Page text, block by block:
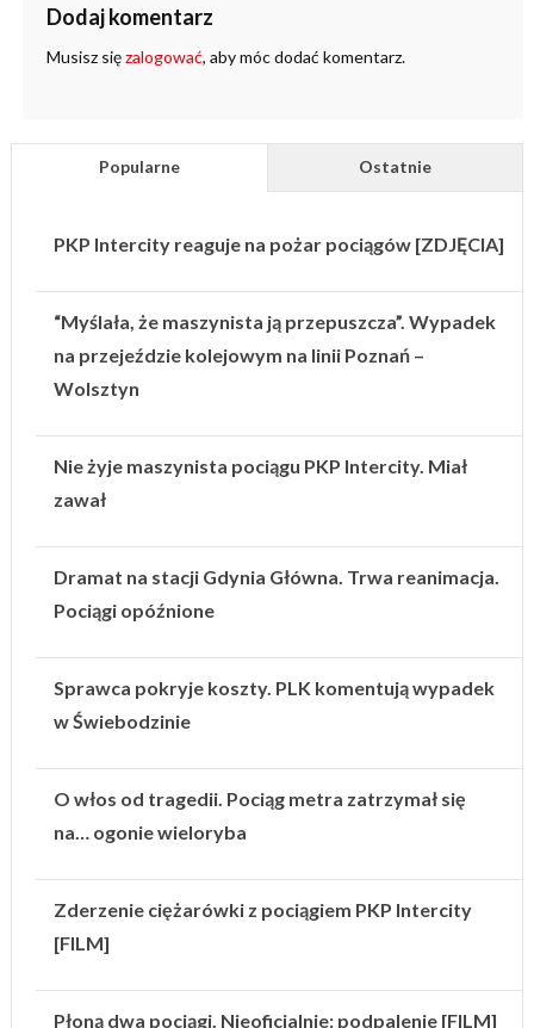
Dodaj komentarz
Musisz sięzalogować, aby móc dodać komentarz.
Popularne Ostatnie
PKP Intercity reaguje na pożar pociągów [ZDJĘCIA]
“Myślała, że maszynista ją przepuszcza”. Wypadek
na przejeździe kolejowym na linii Poznań –
Wolsztyn
Nie żyje maszynista pociągu PKP Intercity. Miał
zawał
Dramat na stacji Gdynia Główna. Trwa reanimacja.
Pociągi opóźnione
Sprawca pokryje koszty. PLK komentują wypadek
w Świebodzinie
O włos od tragedii. Pociąg metra zatrzymał się
na… ogonie wieloryba
Zderzenie ciężarówki z pociągiem PKP Intercity
[FILM]
Płoną dwa pociągi. Nieoficjalnie: podpalenie [FILM]